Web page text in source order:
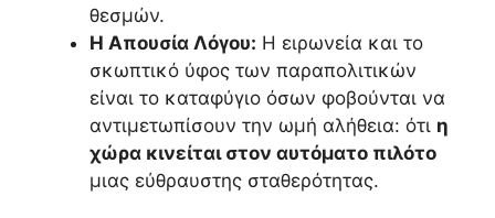
θεσμών.
Η Απουσία Λόγου: Η ειρωνεία και το
σκωπτικό ύφος των παραπολιτικών
είναι το καταφύγιο όσων φοβούνται να
αντιμετωπίσουν την ωμή αλήθεια: ότι η
χώρα κινείται στον αυτόματο πιλότο
μιας εύθραυστης σταθερότητας.